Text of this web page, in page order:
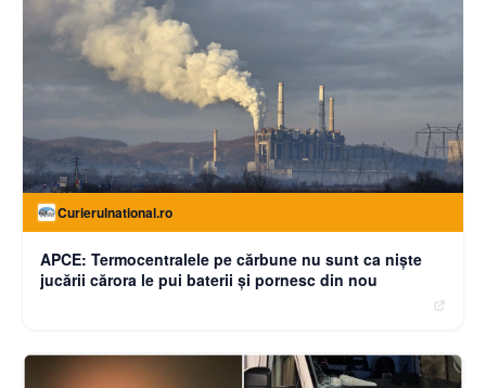
Curierulnational.ro
APCE: Termocentralele pe cărbune nu sunt ca niște
jucării cărora le pui baterii și pornesc din nou